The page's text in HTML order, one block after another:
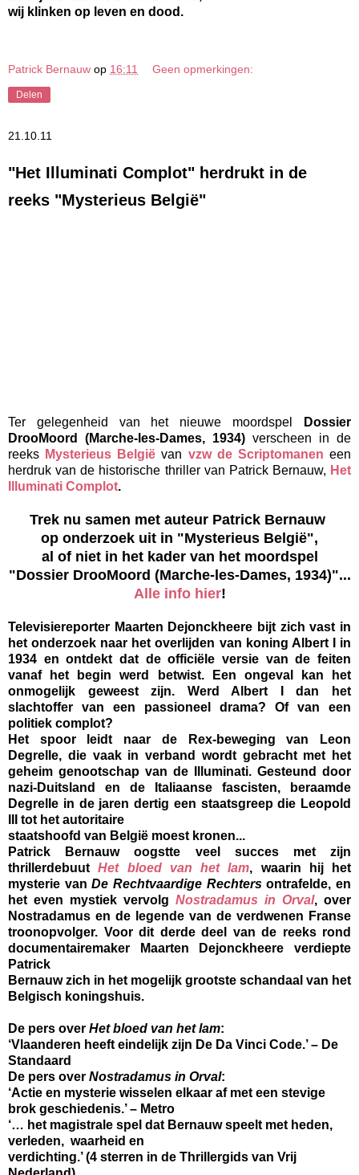
wij klinken op leven en dood.
Patrick Bernauw op 16:11 Geen opmerkingen:
Delen
21.10.11
"Het Illuminati Complot" herdrukt in de
reeks "Mysterieus België"
Ter gelegenheid van het nieuwe moordspel
Dossier
DrooMoord (Marche-les-Dames, 1934) verscheen in de
reeks Mysterieus België van vzw de Scriptomanen een
herdruk van de historische thriller van Patrick Bernauw, Het
Illuminati Complot.
Trek nu samen met auteur Patrick Bernauw
op onderzoek uit in "Mysterieus België",
al of niet in het kader van het moordspel
"Dossier DrooMoord (Marche-les-Dames, 1934)"...
Alle info hier!
Televisiereporter Maarten Dejonckheere bijt zich vast in
het onderzoek naar het overlijden van koning Albert I in
1934 en ontdekt dat de officiële versie van de feiten
vanaf het begin werd betwist. Een ongeval kan het
onmogelijk geweest zijn. Werd Albert I dan het
slachtoffer van een passioneel drama? Of van een
politiek complot?
Het spoor leidt naar de Rex-beweging van Leon
Degrelle, die vaak in verband wordt gebracht met het
geheim genootschap van de Illuminati. Gesteund door
nazi-Duitsland en de Italiaanse fascisten, beraamde
Degrelle in de jaren dertig een staatsgreep die Leopold
III tot het autoritaire
staatshoofd van België moest kronen...
Patrick Bernauw oogstte veel succes met zijn
thrillerdebuutHet bloed van het lam, waarin hij het
mysterie vanDe Rechtvaardige Rechtersontrafelde, en
het even mystiek vervolg Nostradamus in Orval, over
Nostradamus en de legende van de verdwenen Franse
troonopvolger. Voor dit derde deel van de reeks rond
documentairemaker Maarten Dejonckheere verdiepte
Patrick
Bernauw zich in het mogelijk grootste schandaal van het
Belgisch koningshuis.
De pers over Het bloed van het lam:
‘Vlaanderen heeft eindelijk zijn De Da Vinci Code.’ – De
Standaard
De pers over Nostradamus in Orval:
‘Actie en mysterie wisselen elkaar af met een stevige
brok geschiedenis.’ – Metro
‘… het magistrale spel dat Bernauw speelt met heden,
verleden, waarheid en
verdichting.’ (4 sterren in de Thrillergids van Vrij